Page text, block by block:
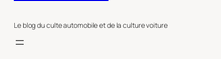
Le blog du culte automobile et de la culture voiture